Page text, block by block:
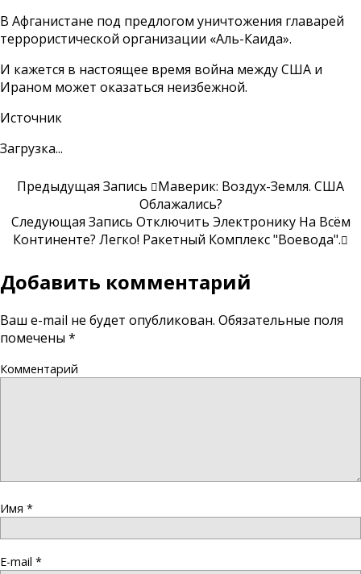
В Афганистане под предлогом уничтожения главарей
террористической организации «Аль-Каида».
И кажется в настоящее время война между США и
Ираном может оказаться неизбежной.
Источник
Загрузка...
Предыдущая Запись
Маверик: Воздух-Земля. США
Облажались?
Следующая Запись Отключить Электронику На Всём
Континенте? Легко! Ракетный Комплекс "Воевода".
Добавить комментарий
Ваш e-mail не будет опубликован. Обязательные поля
помечены *
Комментарий
Имя *
E-mail *